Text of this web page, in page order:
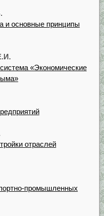
и основные принципы
«Экономические
отраслей
промышленных